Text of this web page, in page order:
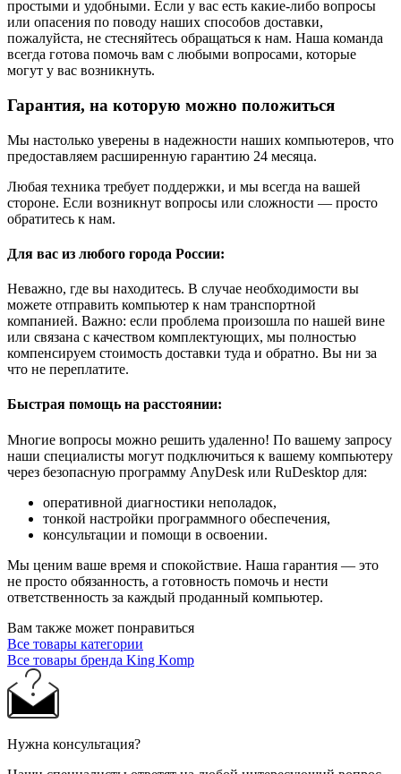
простыми и удобными. Если у вас есть какие-либо вопросы
или опасения по поводу наших способов доставки,
пожалуйста, не стесняйтесь обращаться к нам. Наша команда
всегда готова помочь вам с любыми вопросами, которые
могут у вас возникнуть.
Гарантия, на которую можно положиться
Мы настолько уверены в надежности наших компьютеров, что
предоставляем расширенную гарантию 24 месяца.
Любая техника требует поддержки, и мы всегда на вашей
стороне. Если возникнут вопросы или сложности — просто
обратитесь к нам.
Для вас из любого города России:
Неважно, где вы находитесь. В случае необходимости вы
можете отправить компьютер к нам транспортной
компанией. Важно: если проблема произошла по нашей вине
или связана с качеством комплектующих, мы полностью
компенсируем стоимость доставки туда и обратно. Вы ни за
что не переплатите.
Быстрая помощь на расстоянии:
Многие вопросы можно решить удаленно! По вашему запросу
наши специалисты могут подключиться к вашему компьютеру
через безопасную программу AnyDesk или RuDesktop для:
оперативной диагностики неполадок,
тонкой настройки программного обеспечения,
консультации и помощи в освоении.
Мы ценим ваше время и спокойствие. Наша гарантия — это
не просто обязанность, а готовность помочь и нести
ответственность за каждый проданный компьютер.
Вам также может понравиться
Все товары категории
Все товары бренда King Komp
Нужна консультация?